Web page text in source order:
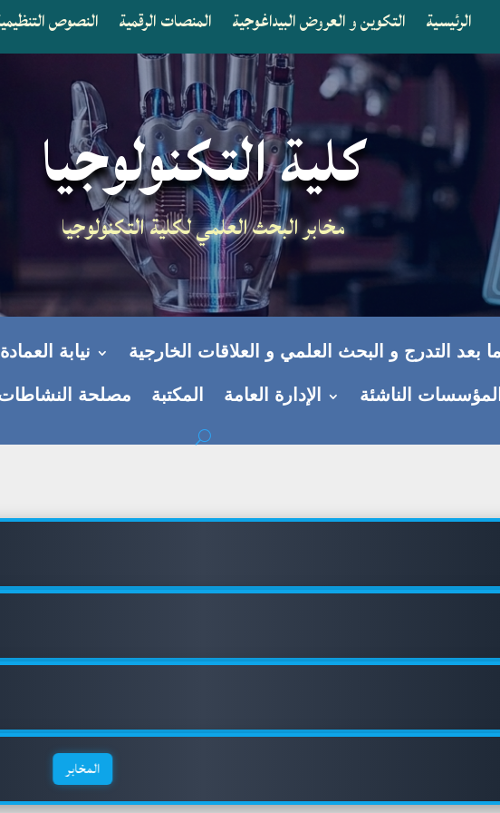
الرئيسية التكوين و العروض البيداغوجية المنصات الرقمية النصوص
كلية التكنولوجيا
مخابر البحث العلمي لكلية التكنولوجيا
بعد التدرج و البحث العلمي و العلاقات الخارجية نيابة
المؤسسات الناشئة الإدارة العامة المكتبة مصلحة النشاطات
مخبر